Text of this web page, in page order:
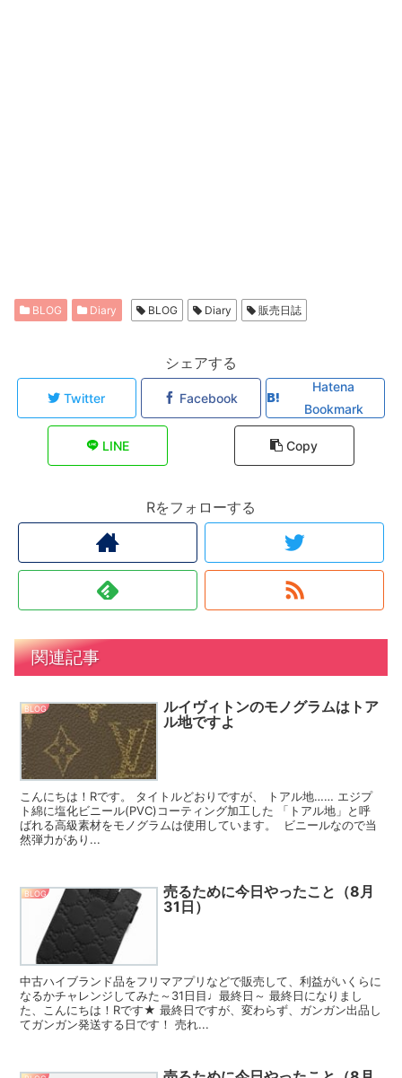
BLOG Diary BLOG Diary 販売日誌
シェアする
Twitter Facebook
Hatena
Bookmark
LINE Copy
Rをフォローする
関連記事
BLOG
ルイヴィトンのモノグラムはトア
ル地ですよ
こんにちは！Rです。 タイトルどおりですが、 トアル地…… エジプ
ト綿に塩化ビニール(PVC)コーティング加工した 「トアル地」と呼
ばれる高級素材をモノグラムは使用しています。 ビニールなので当
然弾力があり...
BLOG
売るために今日やったこと（8月
31日）
中古ハイブランド品をフリマアプリなどで販売して、利益がいくらに
なるかチャレンジしてみた～31日目♩最終日～ 最終日になりまし
た、こんにちは！Rです★ 最終日ですが、変わらず、ガンガン出品し
てガンガン発送する日です！ 売れ...